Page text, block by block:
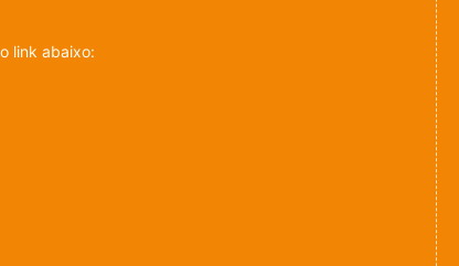
link abaixo: